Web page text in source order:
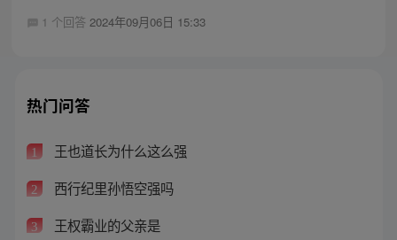
1 个回答 2024年09月06日 15:33
热门问答
1 王也道长为什么这么强
2 西行纪里孙悟空强吗
3 王权霸业的父亲是